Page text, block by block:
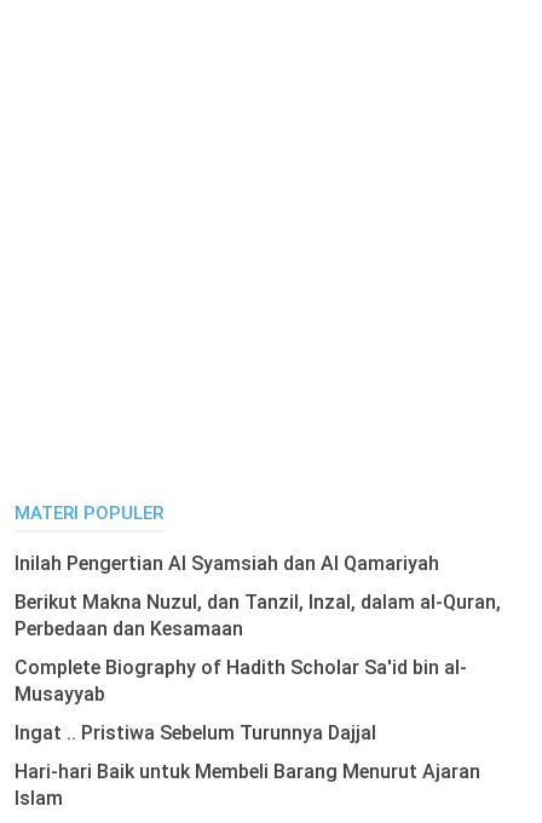
MATERI POPULER
Inilah Pengertian Al Syamsiah dan Al Qamariyah
Berikut Makna Nuzul, dan Tanzil, Inzal, dalam al-Quran,
Perbedaan dan Kesamaan
Complete Biography of Hadith Scholar Sa'id bin al-
Musayyab
Ingat .. Pristiwa Sebelum Turunnya Dajjal
Hari-hari Baik untuk Membeli Barang Menurut Ajaran
Islam